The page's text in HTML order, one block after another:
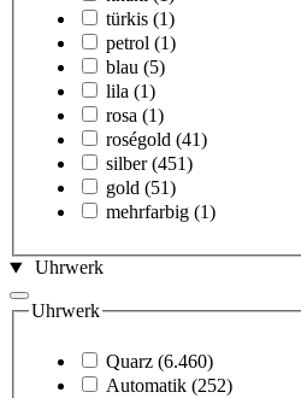
türkis (1)
petrol (1)
blau (5)
lila (1)
rosa (1)
roségold (41)
silber (451)
gold (51)
mehrfarbig (1)
Uhrwerk
Uhrwerk
Quarz (6.460)
Automatik (252)